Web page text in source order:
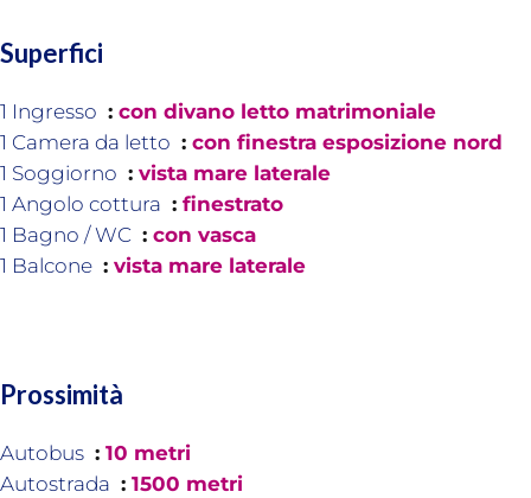
Superfici
1 Ingresso
con divano letto matrimoniale
1 Camera da letto
con finestra esposizione nord
1 Soggiorno
vista mare laterale
1 Angolo cottura
finestrato
1 Bagno / WC
con vasca
1 Balcone
vista mare laterale
Prossimità
Autobus
10 metri
Autostrada
1500 metri